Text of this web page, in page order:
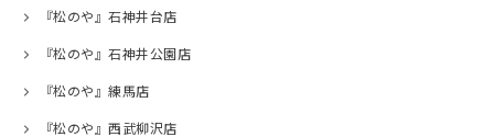
『松のや』石神井台店
『松のや』石神井公園店
『松のや』練馬店
『松のや』西武柳沢店